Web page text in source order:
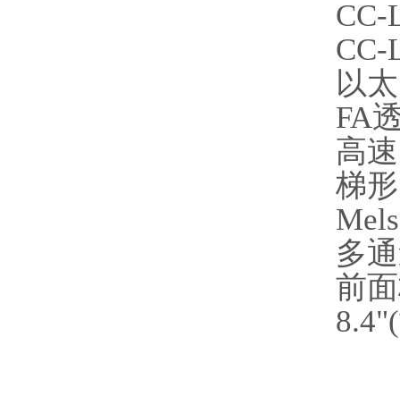
CC-
CC-
以
FA
高
梯
多
前